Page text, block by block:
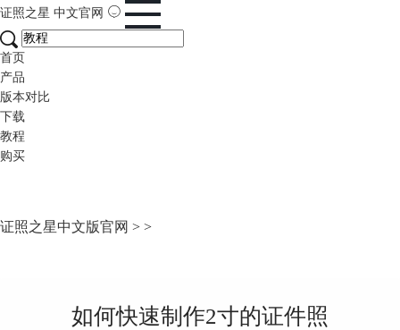
证照之星 中文官网
首页
产品
版本对比
下载
教程
购买
证照之星中文版官网 > >
如何快速制作2寸的证件照